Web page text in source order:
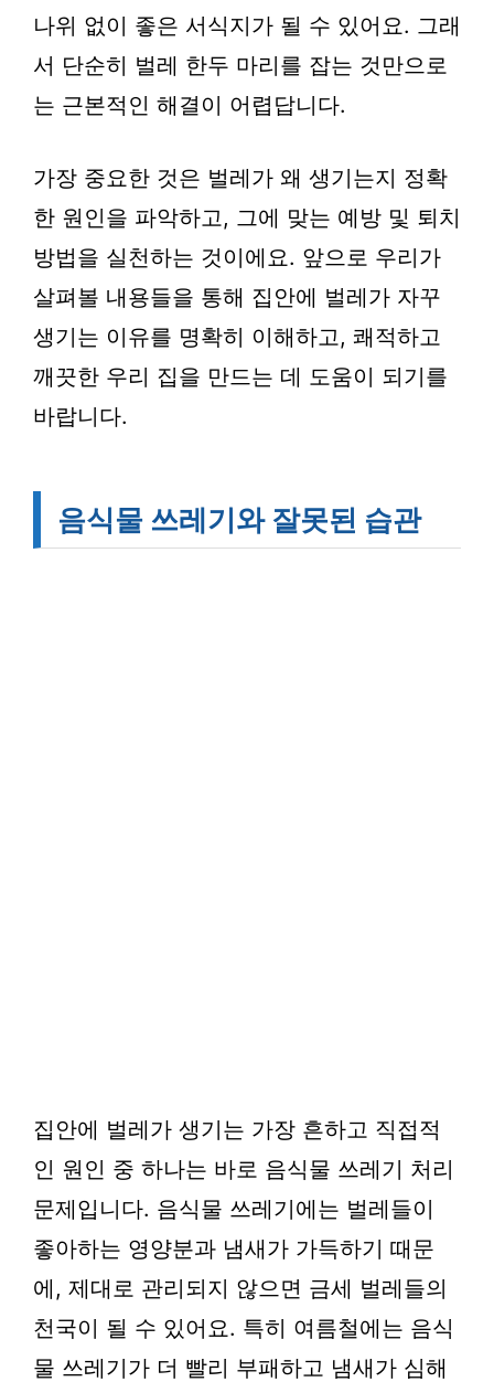
나위 없이 좋은 서식지가 될 수 있어요. 그래
서 단순히 벌레 한두 마리를 잡는 것만으로
는 근본적인 해결이 어렵답니다.
가장 중요한 것은 벌레가 왜 생기는지 정확
한 원인을 파악하고, 그에 맞는 예방 및 퇴치
방법을 실천하는 것이에요. 앞으로 우리가
살펴볼 내용들을 통해 집안에 벌레가 자꾸
생기는 이유를 명확히 이해하고, 쾌적하고
깨끗한 우리 집을 만드는 데 도움이 되기를
바랍니다.
음식물 쓰레기와 잘못된 습관
집안에 벌레가 생기는 가장 흔하고 직접적
인 원인 중 하나는 바로 음식물 쓰레기 처리
문제입니다. 음식물 쓰레기에는 벌레들이
좋아하는 영양분과 냄새가 가득하기 때문
에, 제대로 관리되지 않으면 금세 벌레들의
천국이 될 수 있어요. 특히 여름철에는 음식
물 쓰레기가 더 빨리 부패하고 냄새가 심해